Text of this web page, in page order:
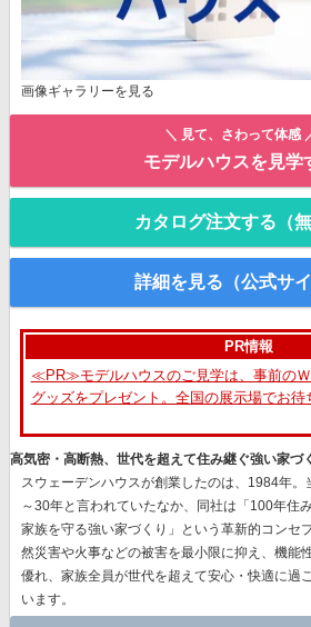
画像ギャラリーを見る
＼ 見て、さわって体感
モデルハウスを見学
カタログ注文する（無
詳細を見る（公式サイ
PR情報
≪PR≫モデルハウスのご見学は、事前の
グッズをプレゼント。全国の展示場でお待
高気密・高断熱、世代を超えて住み継ぐ強い家づ
スウェーデンハウスが創業したのは、1984年
～30年と言われていたなか、同社は 「100年住
家族を守る強い家づくり」
という革新的コンセ
然災害や火事などの被害を最小限に抑え、機能
優れ、 家族全員が世代を超えて安心・快適に過
います。